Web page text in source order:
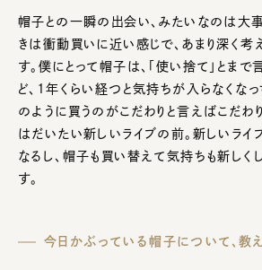
帽子との一瞬の出会い、みたいなのは大事
きは衝動買いに近い感じで、あまり深く考
す。僕にとって帽子は、「使い捨て」とまで
ど、
1年くらい経つと気持ちが入らなくなっ
のように買うのがこだわりと言えばこだわ
はだいたい新しいライブの前。新しいライ
なるし、帽子も買い替えて気持ちも新しく
す。
今日かぶっている帽子について、教え